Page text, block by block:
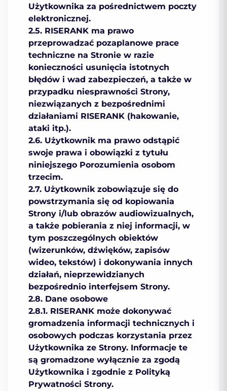
Użytkownika za pośrednictwem poczty
elektronicznej.
2.5. RISERANK ma prawo
przeprowadzać pozaplanowe prace
techniczne na Stronie w razie
konieczności usunięcia istotnych
błędów i wad zabezpieczeń, a także w
przypadku niesprawności Strony,
niezwiązanych z bezpośrednimi
działaniami RISERANK (hakowanie,
ataki itp.).
2.6. Użytkownik ma prawo odstąpić
swoje prawa i obowiązki z tytułu
niniejszego Porozumienia osobom
trzecim.
2.7. Użytkownik zobowiązuje się do
powstrzymania się od kopiowania
Strony i/lub obrazów audiowizualnych,
a także pobierania z niej informacji, w
tym poszczególnych obiektów
(wizerunków, dźwięków, zapisów
wideo, tekstów) i dokonywania innych
działań, nieprzewidzianych
bezpośrednio interfejsem Strony.
2.8. Dane osobowe
2.8.1. RISERANK może dokonywać
gromadzenia informacji technicznych i
osobowych podczas korzystania przez
Użytkownika ze Strony. Informacje te
są gromadzone wyłącznie za zgodą
Użytkownika i zgodnie z Polityką
Prywatności Strony.